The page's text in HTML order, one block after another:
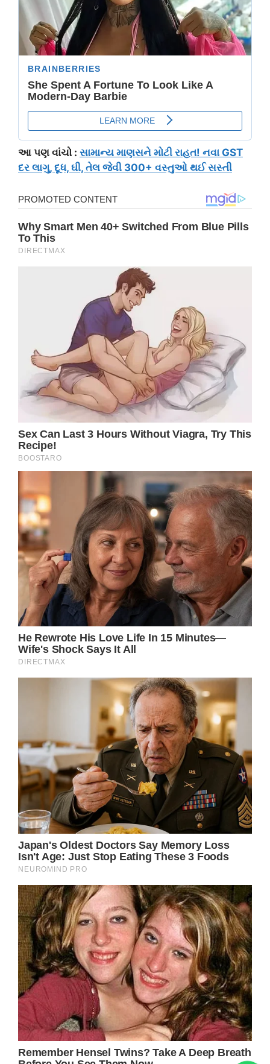
આ પણ વાંચો : સામાન્ય માણસને મોટી રાહત! નવા GST
દર લાગુ, દૂધ, ઘી, તેલ જેવી 300+ વસ્તુઓ થઈ સસ્તી